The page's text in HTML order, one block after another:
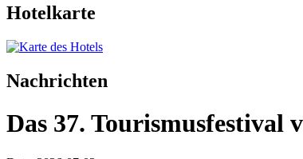
Hotelkarte
Nachrichten
Das 37. Tourismusfestival